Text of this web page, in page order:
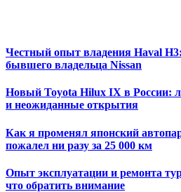
Честный опыт владения Haval
бывшего владельца Nissan
Новый Toyota Hilux IX в России:
и неожиданные открытия
Как я променял японский
пожалел ни разу за 25 000 км
Опыт эксплуатации и ремонта
что обратить внимание